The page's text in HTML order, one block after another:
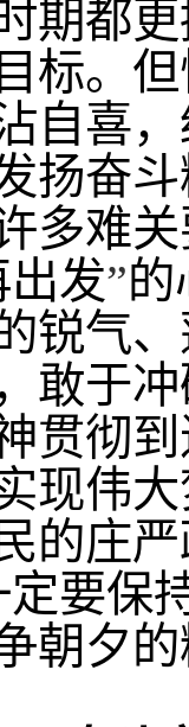
期都
标。
自喜
扬奋
多难
发”的
锐气
敢于
贯彻
现伟
的庄
要保
朝夕